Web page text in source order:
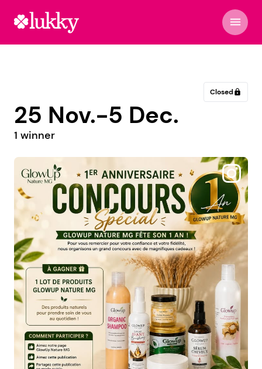
menu
Closed lock
25 Nov.-5 Dec.
1 winner
@cameleonlorchestre